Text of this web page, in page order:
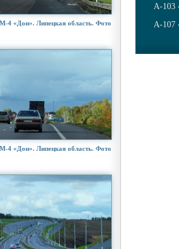
4 «Дон». Липецкая область. Фото
4 «Дон». Липецкая область. Фото
А-103
А-107